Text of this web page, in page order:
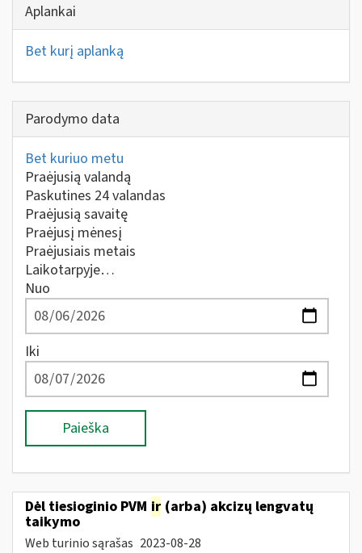
Aplankai
Bet kurį aplanką
Parodymo data
Bet kuriuo metu
Praėjusią valandą
Paskutines 24 valandas
Praėjusią savaitę
Praėjusį mėnesį
Praėjusiais metais
Laikotarpyje…
Nuo
Iki
Paieška
Dėl tiesioginio PVM ir (arba) akcizų lengvatų
taikymo
Web turinio sąrašas 2023-08-28